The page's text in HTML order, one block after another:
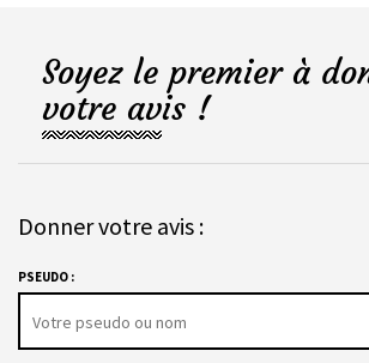
Soyez le premier à
votre avis !
Donner votre avis :
PSEUDO :